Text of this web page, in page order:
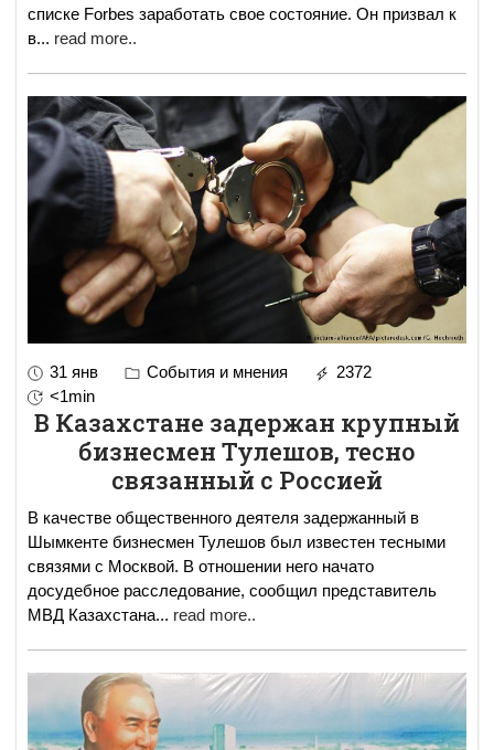
списке Forbes заработать свое состояние. Он призвал к
в... read more..
31 янв События и мнения
2372
<1min
В Казахстане задержан крупный
бизнесмен Тулешов, тесно
связанный с Россией
В качестве общественного деятеля задержанный в
Шымкенте бизнесмен Тулешов был известен тесными
связями с Москвой. В отношении него начато
досудебное расследование, сообщил представитель
МВД Казахстана... read more..